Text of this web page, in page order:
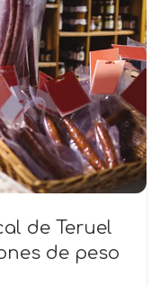
de Teruel
de peso